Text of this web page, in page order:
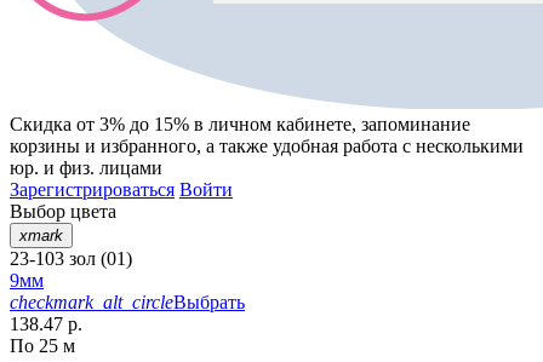
Скидка от 3% до 15% в личном кабинете, запоминание
корзины и избранного, а также удобная работа с несколькими
юр. и физ. лицами
Зарегистрироваться Войти
Выбор цвета
xmark
23-103 зол (01)
9мм
checkmark_alt_circleВыбрать
138.47 р.
По 25 м